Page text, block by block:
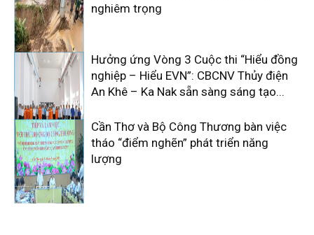
nghiêm trọng
Hưởng ứng Vòng 3 Cuộc thi “Hiểu đồng
nghiệp – Hiểu EVN”: CBCNV Thủy điện
An Khê – Ka Nak sẵn sàng sáng tạo...
Cần Thơ và Bộ Công Thương bàn việc
tháo “điểm nghẽn” phát triển năng
lượng